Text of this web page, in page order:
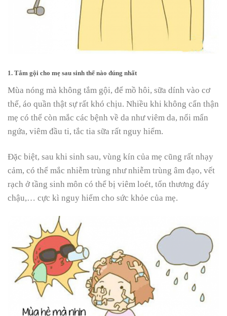
1. Tắm gội cho mẹ sau sinh thế nào đúng nhất
Mùa nóng mà không tắm gội, để mồ hôi, sữa dính vào cơ
thể, áo quần thật sự rất khó chịu. Nhiều khi không cẩn thận
mẹ có thể còn mắc các bệnh về da như viêm da, nổi mẩn
ngứa, viêm đầu ti, tắc tia sữa rất nguy hiểm.
Đặc biệt, sau khi sinh sau, vùng kín của mẹ cũng rất nhạy
cảm, có thể mắc nhiễm trùng như nhiễm trùng âm đạo, vết
rạch ở tầng sinh môn có thể bị viêm loét, tổn thương đáy
chậu,… cực kì nguy hiểm cho sức khỏe của mẹ.